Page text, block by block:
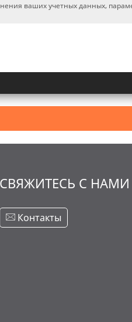
ваших учетных данных,
СВЯЖИТЕСЬ С НАМИ
Контакты